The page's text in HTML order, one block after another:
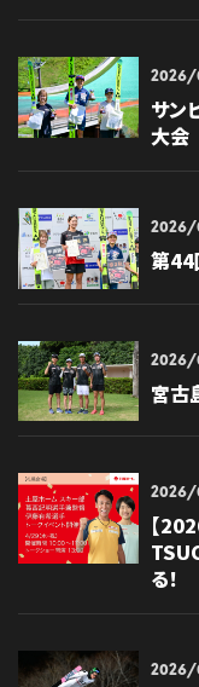
サン
大会
第44
2026/
宮古
【
る！
2026/